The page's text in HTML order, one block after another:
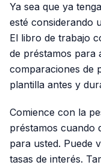
Ya sea que ya
esté considerando
El libro de trabajo
de préstamos para
comparaciones de
plantilla antes y
Comience con la
préstamos cuando
para usted. Puede
tasas de interés.